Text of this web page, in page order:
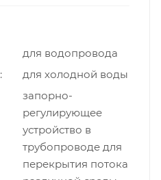
для водопровода
для холодной воды
запорно-
регулирующее
устройство в
трубопроводе для
перекрытия потока